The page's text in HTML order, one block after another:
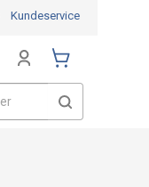
Kundeservice